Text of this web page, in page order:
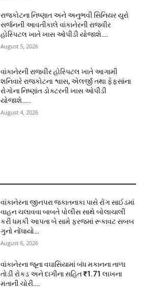
રાજકોટના નિષ્ણાત અને અનુભવી સિનિયર યુરો
સર્જનની આવતીકાલે વાંકાનેરની રાજવીર
હોસ્પિટલ ખાતે ખાસ ઓપીડી યોજાશે….
August 5, 2026
વાંકાનેરની રાજવીર હોસ્પિટલ ખાતે આગામી
શનિવારે રાજકોટના શ્વાસ, એલર્જી તથા ફેફસાંના
રોગોના નિષ્ણાંત ડોક્ટરની ખાસ ઓપીડી
યોજાશે…..
August 4, 2026
વાંકાનેરના જીનપરા જકાતનાકા પાસે રોંગ સાઈડમાં
વાહન ચલાવવા બાબતે પોલીસ સાથે બોલાચાલી
કરી ધમકી આપતા બે સામે ફરજમાં રૂકાવટ સબબ
ગુનો નોંધાયો…
August 6, 2026
વાંકાનેરના જૂના વઘાસિયામાં બંધ મકાનના તાળા
તોડી રોકડ અને દાગીના સહિત ₹1.71 લાખના
મતાની ચોરી….